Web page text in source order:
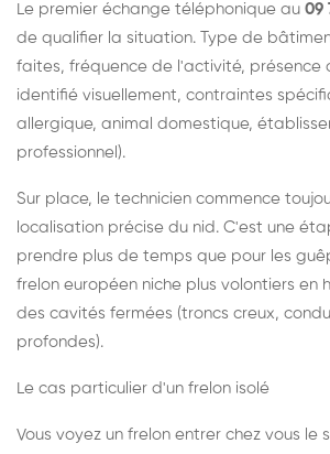
Le premier échange téléphonique au 09
de qualifier la situation. Type de
faites, fréquence de l'activité, présence
identifié visuellement, contraintes
allergique, animal domestique,
professionnel).
Sur place, le technicien commence
localisation précise du nid. C'est une
prendre plus de temps que pour les
frelon européen niche plus volontiers en
des cavités fermées (troncs creux,
profondes).
Le cas particulier d'un frelon isolé
Vous voyez un frelon entrer chez vous le